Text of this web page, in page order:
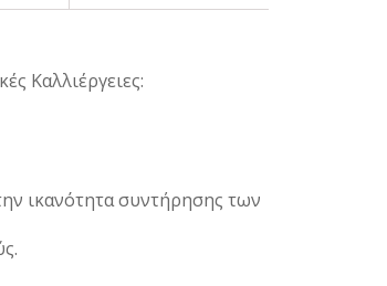
Καλλιέργειες:
ικανότητα συντήρησης των